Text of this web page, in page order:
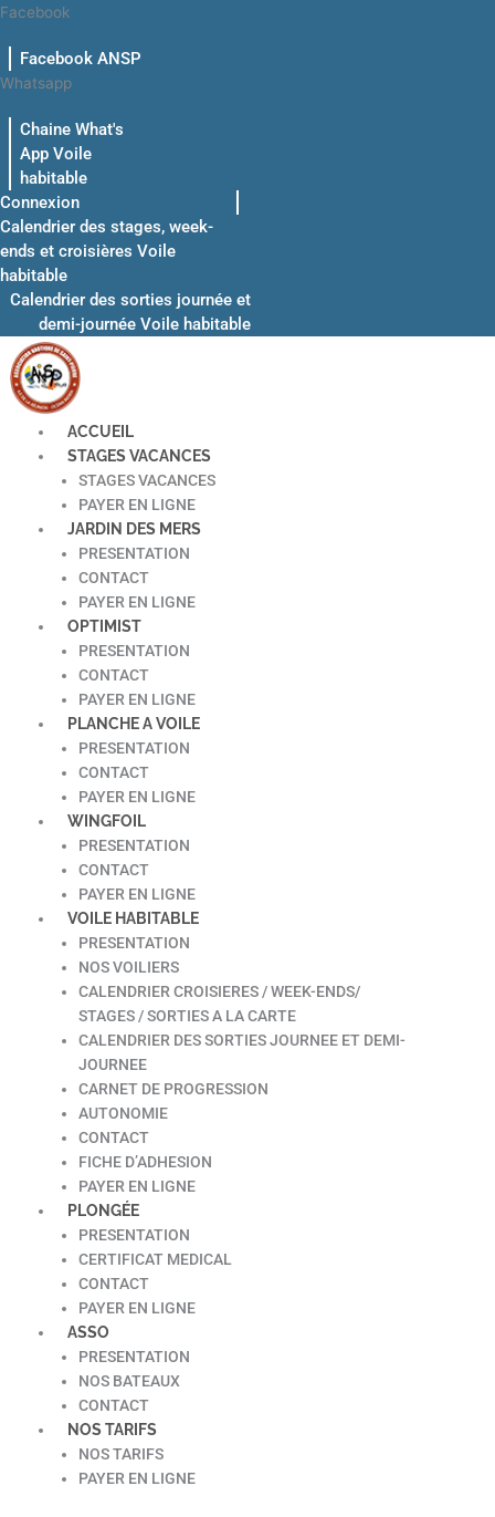
Aller
contenu
Facebook
Facebook ANSP
Whatsapp
Chaine What's
App Voile
habitable
Connexion
Calendrier des stages, week-
ends et croisières Voile
habitable
Calendrier des sorties journée et
demi-journée Voile habitable
ACCUEIL
STAGES VACANCES
STAGES VACANCES
PAYER EN LIGNE
JARDIN DES MERS
PRESENTATION
CONTACT
PAYER EN LIGNE
OPTIMIST
PRESENTATION
CONTACT
PAYER EN LIGNE
PLANCHE A VOILE
PRESENTATION
CONTACT
PAYER EN LIGNE
WINGFOIL
PRESENTATION
CONTACT
PAYER EN LIGNE
VOILE HABITABLE
PRESENTATION
NOS VOILIERS
CALENDRIER CROISIERES / WEEK-ENDS/
STAGES / SORTIES A LA CARTE
CALENDRIER DES SORTIES JOURNEE ET DEMI-
JOURNEE
CARNET DE PROGRESSION
AUTONOMIE
CONTACT
FICHE D’ADHESION
PAYER EN LIGNE
PLONGÉE
PRESENTATION
CERTIFICAT MEDICAL
CONTACT
PAYER EN LIGNE
ASSO
PRESENTATION
NOS BATEAUX
CONTACT
NOS TARIFS
NOS TARIFS
PAYER EN LIGNE